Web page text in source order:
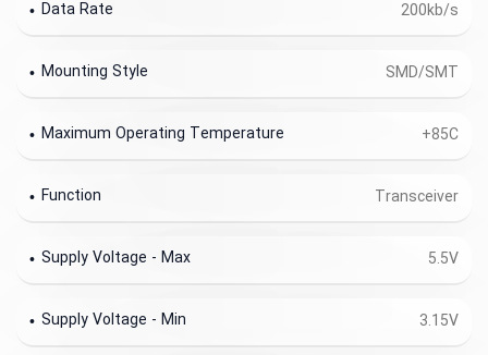
200kb/s
Data Rate
SMD/SMT
Mounting Style
+85C
Maximum Operating Temperature
Transceiver
Function
5.5V
Supply Voltage - Max
3.15V
Supply Voltage - Min